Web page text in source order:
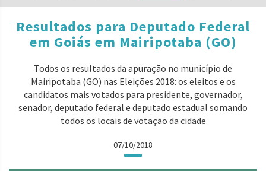
Resultados para Deputado Federal
em Goiás em Mairipotaba (GO)
Todos os resultados da apuração no município de
Mairipotaba (GO) nas Eleições 2018: os eleitos e os
candidatos mais votados para presidente, governador,
senador, deputado federal e deputado estadual somando
todos os locais de votação da cidade
07/10/2018